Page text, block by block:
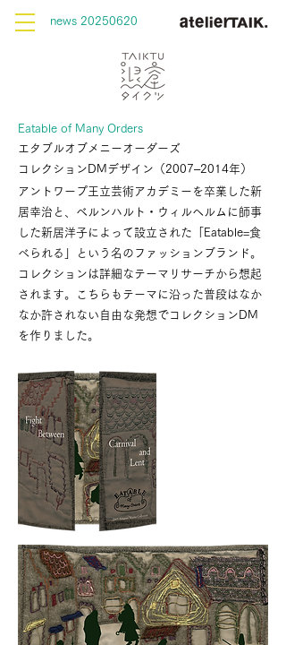
news 20250620
Eatable of Many Orders
エタブルオブメニーオーダーズ
コレクションDMデザイン（2007–2014年）
アントワープ王立芸術アカデミーを卒業した新
居幸治と、ベルンハルト・ウィルヘルムに師事
した新居洋子によって設立された「Eatable=食
べられる」という名のファッションブランド。
コレクションは詳細なテーマリサーチから想起
されます。こちらもテーマに沿った普段はなか
なか許されない自由な発想でコレクションDM
を作りました。